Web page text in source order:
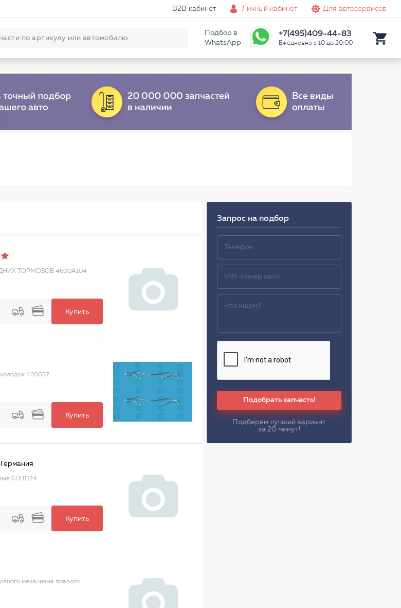
B2B кабинет Личный кабинет Для автосервисов
Подбор в
WhatsApp
+7(495)409-44-83
Ежедневно с 10 до 20:00
ТОРМОЗОВ 4600A104
Купить
420057
Купить
Германия
GDB1124
Купить
механизма правого
Запрос на подбор
Подобрать запчасть!
Подберем лучший вариант
за 20 минут!